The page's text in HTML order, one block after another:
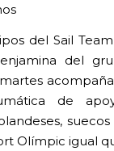
del Sail
del
de
Olímpic igual